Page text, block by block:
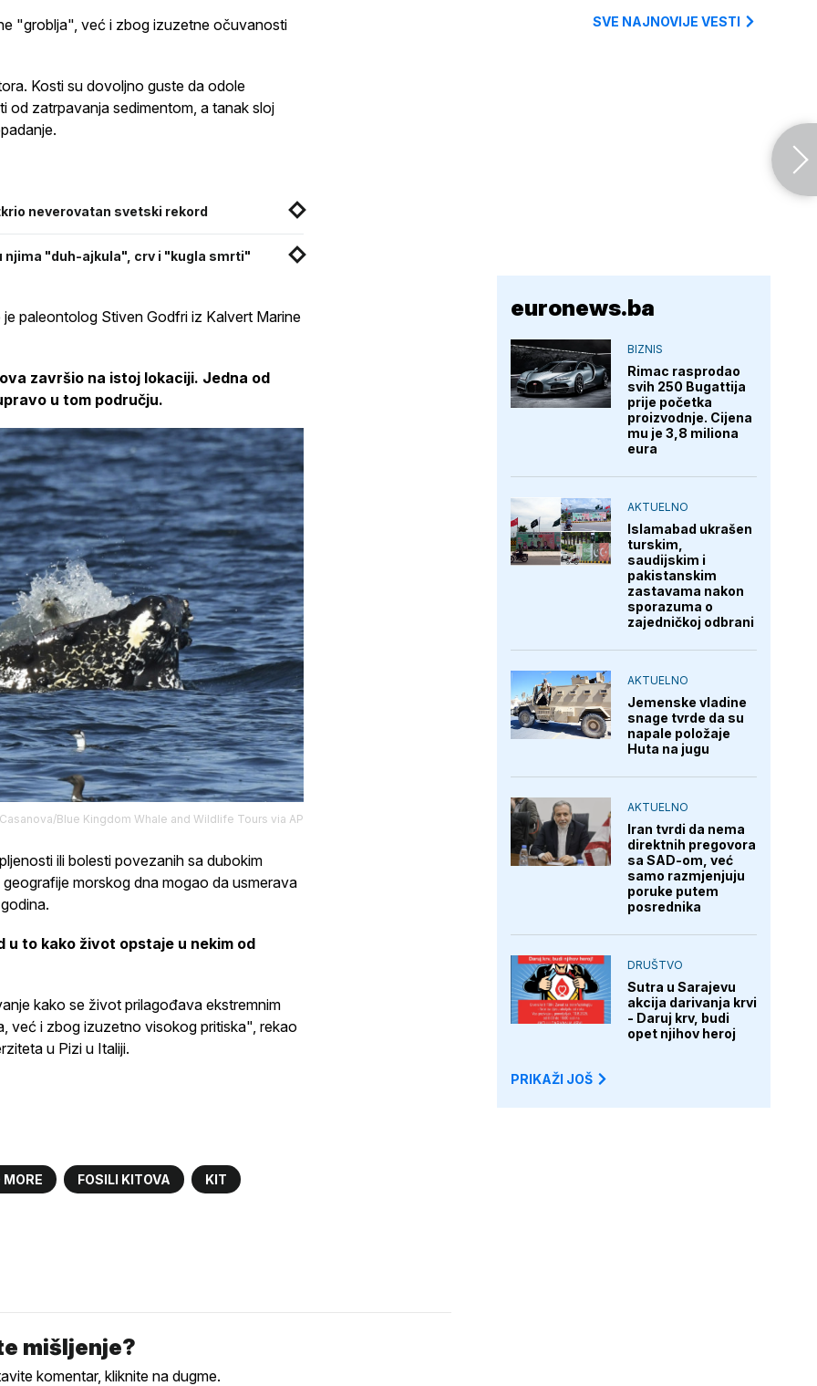
"groblja", već i zbog izuzetne očuvanosti
Kosti su dovoljno guste da odole
od zatrpavanja sedimentom, a tanak sloj
neverovatan svetski rekord
njima "duh-ajkula", crv i "kugla smrti"
paleontolog Stiven Godfri iz Kalvert Marine
završio na istoj lokaciji. Jedna od
u tom području.
Casanova/Blue Kingdom Whale and Wildlife Tours via AP
ili bolesti povezanih sa dubokim
morskog dna mogao da usmerava
u to kako život opstaje u nekim od
kako se život prilagođava ekstremnim
već i zbog izuzetno visokog pritiska", rekao
u Pizi u Italiji.
MORE FOSILI KITOVA KIT
mišljenje?
komentar, kliknite na dugme.
SVE NAJNOVIJE VESTI
euronews.ba
BIZNIS
Rimac rasprodao
svih 250 Bugattija
prije početka
proizvodnje. Cijena
mu je 3,8 miliona
eura
AKTUELNO
Islamabad ukrašen
turskim,
saudijskim i
pakistanskim
zastavama nakon
sporazuma o
zajedničkoj odbrani
AKTUELNO
Jemenske vladine
snage tvrde da su
napale položaje
Huta na jugu
AKTUELNO
Iran tvrdi da nema
direktnih pregovora
sa SAD-om, već
samo razmjenjuju
poruke putem
posrednika
DRUŠTVO
Sutra u Sarajevu
akcija darivanja krvi
- Daruj krv, budi
opet njihov heroj
PRIKAŽI JOŠ